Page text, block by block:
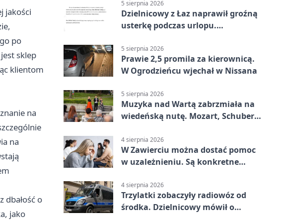
jakości
po
sklep
klientom
na
na
dbałość o
jako
5 sierpnia 2026
Dzielnicowy z Łaz naprawił groźną
usterkę podczas urlopu.
5 sierpnia 2026
Prawie 2,5 promila za kierownicą.
W Ogrodzieńcu wjechał w Nissana
5 sierpnia 2026
Muzyka nad Wartą zabrzmiała na
wiedeńską nutę. Mozart, Schubert i
4 sierpnia 2026
W Zawierciu można dostać pomoc
w uzależnieniu. Są konkretne
4 sierpnia 2026
Trzylatki zobaczyły radiowóz od
środka. Dzielnicowy mówił o